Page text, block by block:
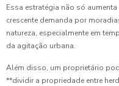
Essa estratégia não só
crescente demanda por
natureza, especialmente em
da agitação urbana.
Além disso, um proprietário
**dividir a propriedade entre